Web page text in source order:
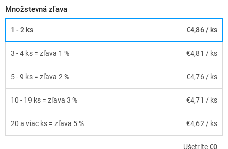
Množstevná zľava
1 - 2 ks €4,86/ ks
3 - 4 ks = zľava 1 % €4,81 / ks
5 - 9 ks = zľava 2 % €4,76/ ks
10 - 19 ks = zľava 3 % €4,71 / ks
20 a viac ks = zľava 5 % €4,62/ ks
Ušetríte€0